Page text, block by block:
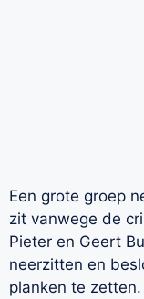
Een grote groep
zit vanwege de
Pieter en Geert
neerzitten en
planken te